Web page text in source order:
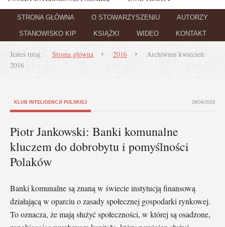
STRONA GŁÓWNA O STOWARZYSZENIU AUTORZY
STANOWISKO KIP KSIĄŻKI WIDEO KONTAKT
Jesteś tutaj: Strona główna 2016
Archiwum kwiecień
2016
KLUB INTELIGENCJI POLSKIEJ 29/04/2016
Piotr Jankowski: Banki komunalne
kluczem do dobrobytu i pomyślności
Polaków
Banki komunalne są znaną w świecie instytucją finansową
działającą w oparciu o zasady społecznej gospodarki rynkowej.
To oznacza, że mają służyć społeczności, w której są osadzone,